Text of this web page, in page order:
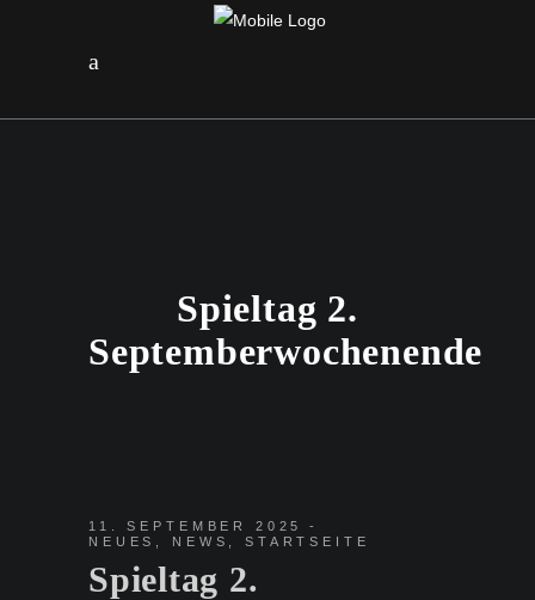
Spieltag 2.
Septemberwochenende
11. SEPTEMBER 2025
NEUES
NEWS ,STARTSEITE
Spieltag 2.